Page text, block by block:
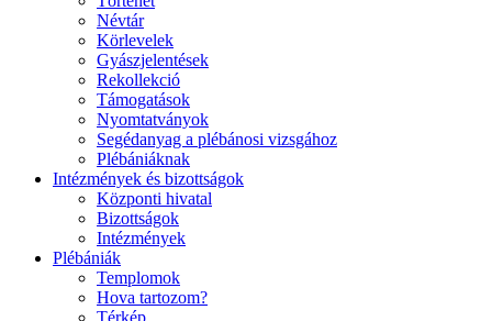
Névtár
Körlevelek
Gyászjelentések
Rekollekció
Támogatások
Nyomtatványok
Segédanyag a plébánosi vizsgához
Plébániáknak
Intézmények és bizottságok
Központi hivatal
Bizottságok
Intézmények
Plébániák
Templomok
Hova tartozom?
Térkép